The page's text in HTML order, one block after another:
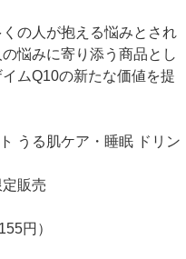
の人が抱える悩みとされ
悩みに寄り添う商品とし
ムQ10の新たな価値を提
うる肌ケア・睡眠 ドリン
販売
円）